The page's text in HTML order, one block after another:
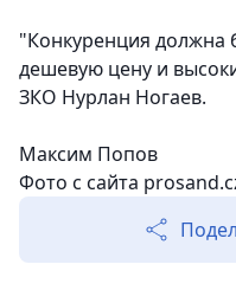
"Конкуренция
дешевую цену и
ЗКО Нурлан Ногаев.
Максим Попов
Фото с сайта